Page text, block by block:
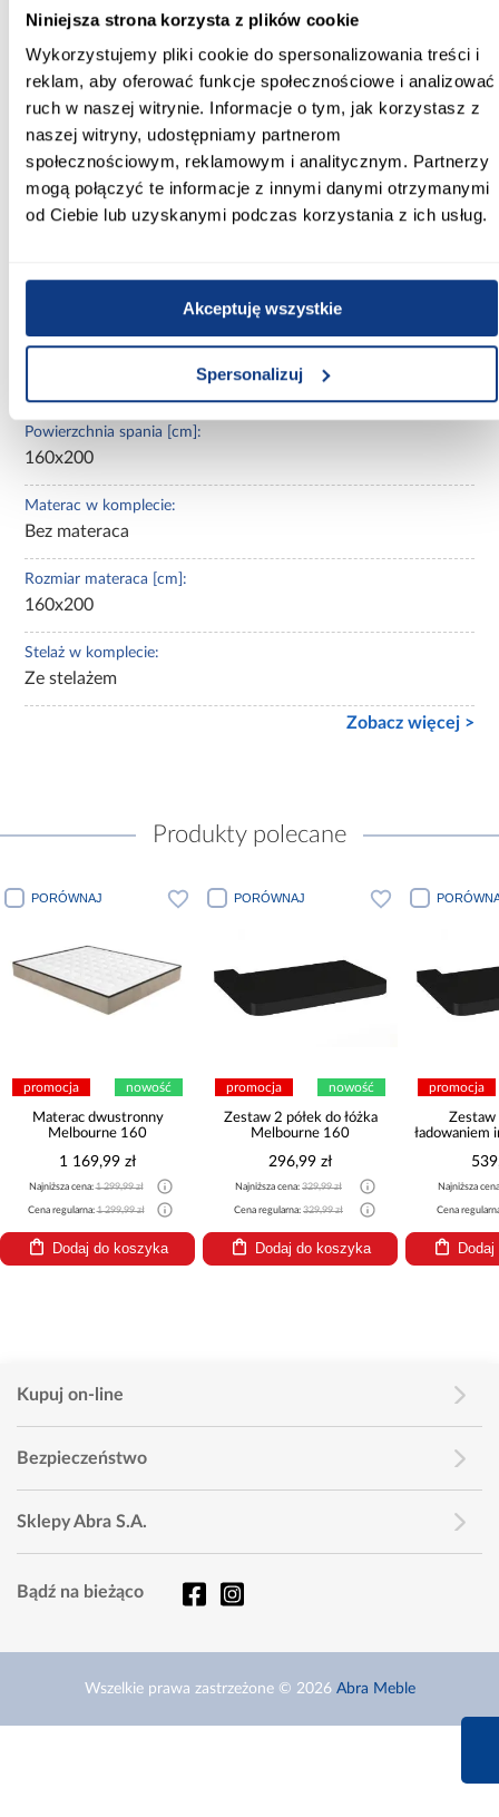
Niniejsza strona korzysta z plików cookie
Wykorzystujemy pliki cookie do spersonalizowania treści i
reklam, aby oferować funkcje społecznościowe i analizować
ruch w naszej witrynie. Informacje o tym, jak korzystasz z
naszej witryny, udostępniamy partnerom
społecznościowym, reklamowym i analitycznym. Partnerzy
mogą połączyć te informacje z innymi danymi otrzymanymi
od Ciebie lub uzyskanymi podczas korzystania z ich usług.
Akceptuję wszystkie
Spersonalizuj
222.00
Głębokość [cm]:
229.00
Wysokość [cm]:
113.00
Wysokość do siedziska [cm]:
Szerokość pow. spania [cm]:
Powierzchnia spania [cm]:
160x200
Materac w komplecie:
Bez materaca
Rozmiar materaca [cm]:
160x200
Stelaż w komplecie:
Ze stelażem
Zobacz więcej >
Produkty polecane
PORÓWNAJ
promocja nowość
Materac dwustronny
Melbourne 160
1 169,99 zł
Najniższa cena:1 299,99 zł
Cena regularna:1 299,99 zł
Dodaj do koszyka
PORÓWNAJ
promocja nowość
Zestaw 2 półek do łóżka
Melbourne 160
296,99 zł
Najniższa cena: 329,99 zł
Cena regularna: 329,99 zł
Dodaj do koszyka
promocja
Zestaw
ładowaniem
Najniższa
Cena
Kupuj on-line
Bezpieczeństwo
Sklepy Abra S.A.
Bądź na bieżąco
Wszelkie prawa zastrzeżone © 2026 Abra Meble